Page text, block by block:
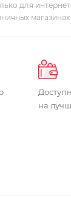
для
магазинах
на